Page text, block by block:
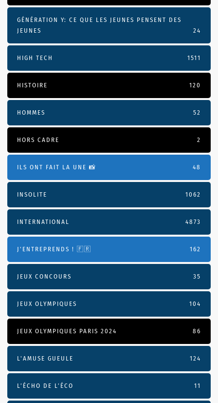
GÉNÉRATION Y: CE QUE LES JEUNES PENSENT DES
JEUNES
24
HIGH TECH 1511
HISTOIRE 120
HOMMES 52
HORS CADRE 2
ILS ONT FAIT LA UNE 📸 48
INSOLITE 1062
INTERNATIONAL 4873
J'ENTREPRENDS ! 🇫🇷 162
JEUX CONCOURS 35
JEUX OLYMPIQUES 104
JEUX OLYMPIQUES PARIS 2024 86
L'AMUSE GUEULE 124
L’ÉCHO DE L’ÉCO 11